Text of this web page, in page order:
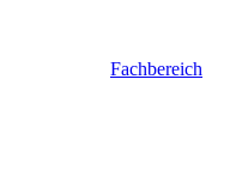
Fachbereich